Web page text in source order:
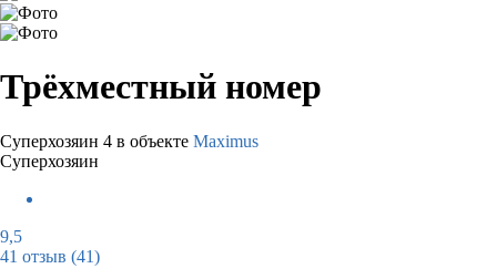
Трёхместный номер
Суперхозяин 4 в объекте Maximus
Суперхозяин
9,5
41 отзыв (41)